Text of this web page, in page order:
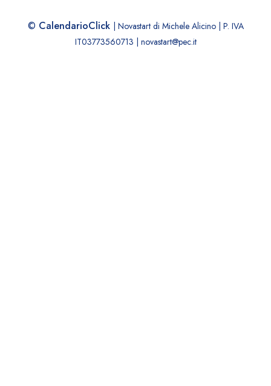
© CalendarioClick
| Novastart di Michele Alicino | P. IVA
IT03773560713 | novastart@pec.it